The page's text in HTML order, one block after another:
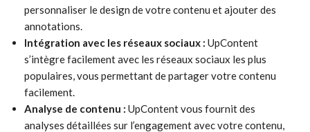
personnaliser le design de votre contenu et ajouter des
annotations.
Intégration avec les réseaux sociaux : UpContent
s’intègre facilement avec les réseaux sociaux les plus
populaires, vous permettant de partager votre contenu
facilement.
Analyse de contenu : UpContent vous fournit des
analyses détaillées sur l’engagement avec votre contenu,